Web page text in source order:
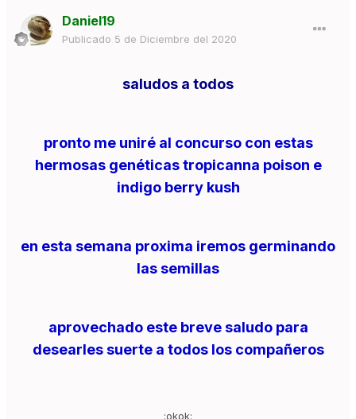
Daniel19
Publicado 5 de Diciembre del 2020
saludos a todos
pronto me uniré al concurso con estas
hermosas genéticas tropicanna poison e
indigo berry kush
en esta semana proxima iremos germinando
las semillas
aprovechado este breve saludo para
desearles suerte a todos los compañeros
:okok: